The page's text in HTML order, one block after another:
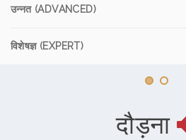
उन्नत (ADVANCED)
विशेषज्ञ (EXPERT)
दौड़ना